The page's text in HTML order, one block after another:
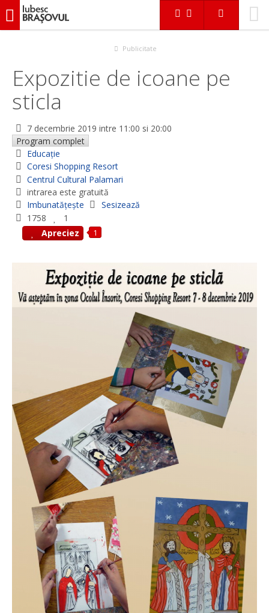
iubescbraşovul.ro
Expozitie de icoane pe sticla
Publicitate
Expozitie de icoane pe
sticla
7 decembrie 2019 intre 11:00 si 20:00
Program complet
Educaţie
Coresi Shopping Resort
Centrul Cultural Palamari
intrarea este gratuită
Imbunatățește
Sesizează
1758
1
Apreciez
1